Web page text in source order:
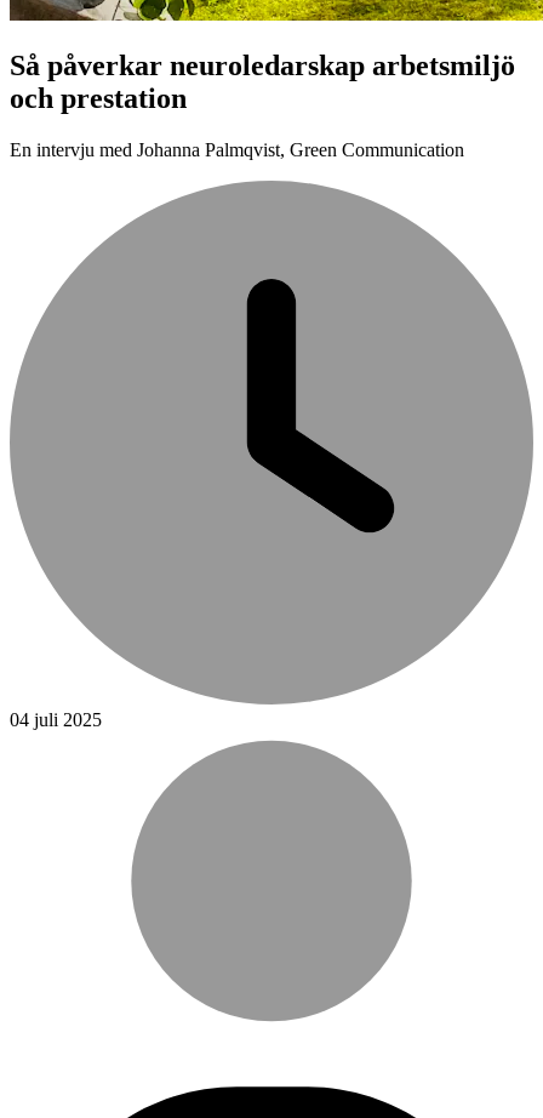
Så påverkar neuroledarskap arbetsmiljö
och prestation
En intervju med Johanna Palmqvist, Green Communication
04 juli 2025